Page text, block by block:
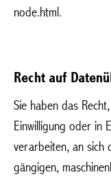
node.html.
Recht auf
Sie haben das
Einwilligung oder in
verarbeiten, an sich
gängigen,